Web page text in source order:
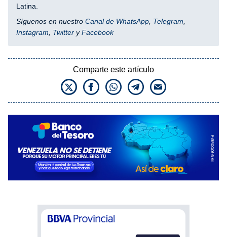
Latina.
Síguenos en nuestro Canal de WhatsApp Telegram
Instagram
Twitter yFacebook
Comparte este artículo